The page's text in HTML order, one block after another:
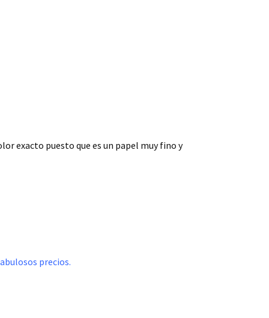
exacto puesto que es un papel muy fino y
precios.